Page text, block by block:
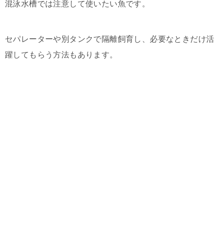
混泳水槽では注意して使いたい魚です。
セパレーターや別タンクで隔離飼育し、必要なときだけ活
躍してもらう方法もあります。